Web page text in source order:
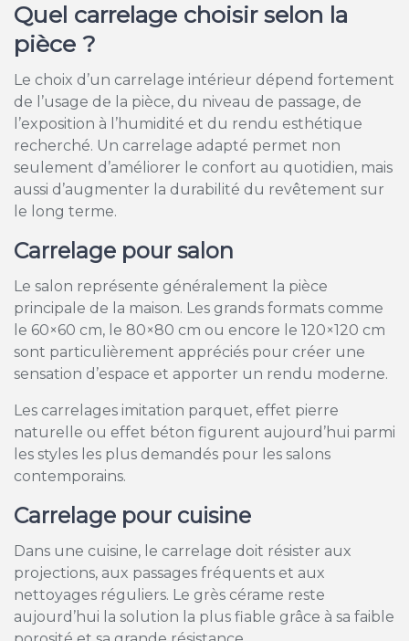
Quel carrelage choisir selon la
pièce ?
Le choix d’un carrelage intérieur dépend fortement
de l’usage de la pièce, du niveau de passage, de
l’exposition à l’humidité et du rendu esthétique
recherché. Un carrelage adapté permet non
seulement d’améliorer le confort au quotidien, mais
aussi d’augmenter la durabilité du revêtement sur
le long terme.
Carrelage pour salon
Le salon représente généralement la pièce
principale de la maison. Les grands formats comme
le 60×60 cm, le 80×80 cm ou encore le 120×120 cm
sont particulièrement appréciés pour créer une
sensation d’espace et apporter un rendu moderne.
Les carrelages imitation parquet, effet pierre
naturelle ou effet béton figurent aujourd’hui parmi
les styles les plus demandés pour les salons
contemporains.
Carrelage pour cuisine
Dans une cuisine, le carrelage doit résister aux
projections, aux passages fréquents et aux
nettoyages réguliers. Le grès cérame reste
aujourd’hui la solution la plus fiable grâce à sa faible